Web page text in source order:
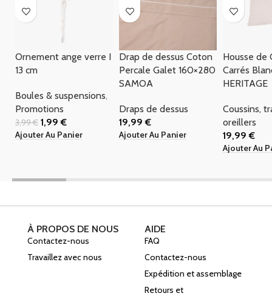
Ornement ange verre I
13 cm
Boules & suspensions,
Promotions
3,99€ 1,99€
Ajouter Au Panier
Drap de dessus Coton
Percale Galet 160×280
SAMOA
Draps de dessus
19,99€
Ajouter Au Panier
Housse de
Carrés
HERITAGE
Coussins,
oreillers
19,99€
Ajouter Au
À PROPOS DE NOUS
Contactez-nous
Travaillez avec nous
AIDE
FAQ
Contactez-nous
Expédition et assemblage
Retours et